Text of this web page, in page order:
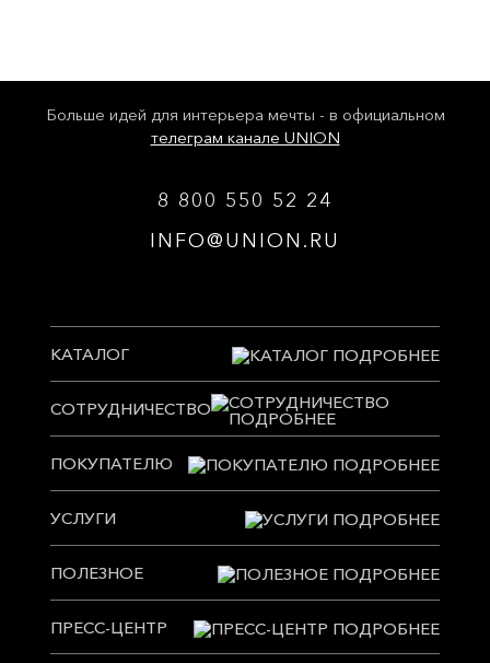
Больше идей для интерьера мечты - в официальном
телеграм канале UNION
8 800 550 52 24
INFO@UNION.RU
КАТАЛОГ
СОТРУДНИЧЕСТВО
ПОКУПАТЕЛЮ
УСЛУГИ
ПОЛЕЗНОЕ
ПРЕСС-ЦЕНТР